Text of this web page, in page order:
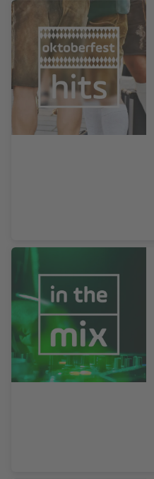
Audiotitel - Oktoberfest Hits
Audiotitel - In the mix